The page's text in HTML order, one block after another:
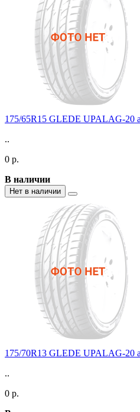
175/65R15 GLEDE UPALAG-20
..
0 р.
В наличии
Нет в наличии
175/70R13 GLEDE UPALAG-20
..
0 р.